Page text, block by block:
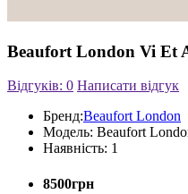
Beaufort London Vi Et
Відгуків: 0 Написати відгук
Бренд:Beaufort London
Модель: Beaufort
Наявність: 1
8500грн